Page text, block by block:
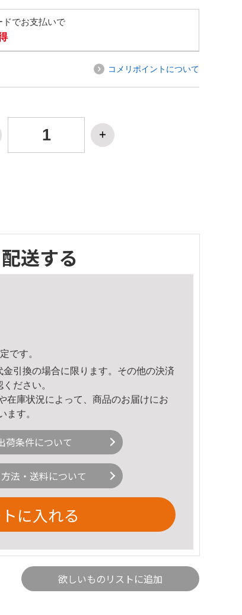
ドでお支払いで
コメリポイントについて
配送する
です。
引換の場合に限ります。その他の決済
ださい。
在庫状況によって、商品のお届けにお
ます。
荷条件について
法・送料について
に入れる
欲しいものリストに追加